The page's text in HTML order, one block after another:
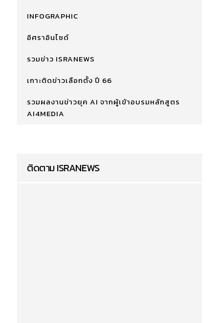
INFOGRAPHIC
อิศราอินไซด์
รวมข่าว ISRANEWS
เกาะติดข่าวเลือกตั้ง ปี 66
รวมผลงานข่าวยุค AI จากผู้เข้าอบรมหลักสูตร
AI4MEDIA
ติดตาม ISRANEWS